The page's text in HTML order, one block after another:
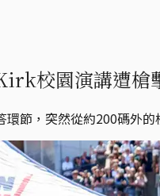
校園演講遭
節，突然從約200碼外